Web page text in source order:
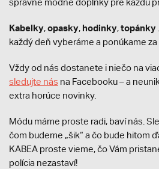
správne módne doplnky pre každú
Kabelky,opasky, hodinky,topánky
každý deň vyberáme a ponúkame
Vždy od nás dostanete i niečo na
sledujte nás na Facebooku – a
extra horúce novinky.
Módu máme proste radi, baví nás.
čom budeme „šik“ a čo bude hitom
KABEA proste vieme, čo Vám
polícia nezastaví!